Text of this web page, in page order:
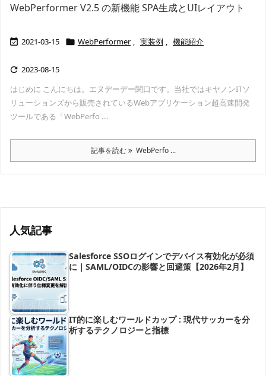
WebPerformer V2.5 の新機能 SPA生成とUIレイアウト
 2021-03-15  WebPerformer , 実装例 , 機能紹介
 2023-08-15
はじめに こんにちは。エヌデーデー関口です。当社ではキヤノンITソ
リューションズから販売されているWebアプリケーション超高速開発
ツールである「WebPerfo ...
記事を読む WebPerfo ...
人気記事
Salesforce SSOログインでデバイス有効化が必須
に｜SAML/OIDCの影響と回避策【2026年2月】
IT的に楽しむワールドカップ : 現代サッカーを分
析するテクノロジーと指標